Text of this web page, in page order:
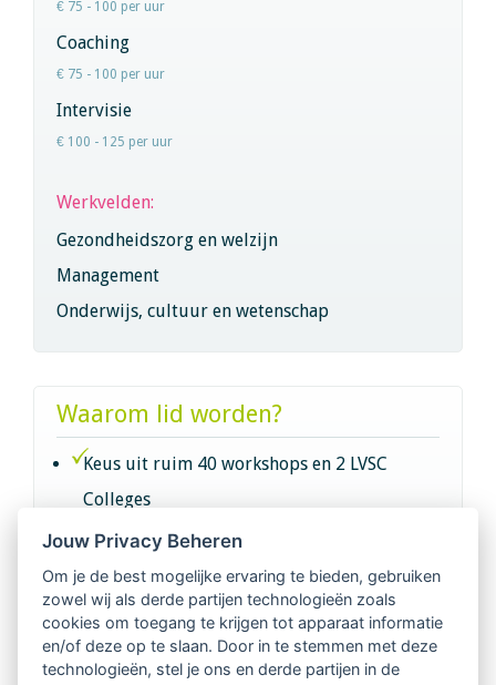
€ 75 - 100 per uur
Coaching
€ 75 - 100 per uur
Intervisie
€ 100 - 125 per uur
Werkvelden:
Gezondheidszorg en welzijn
Management
Onderwijs, cultuur en wetenschap
Waarom lid worden?
Keus uit ruim 40 workshops en 2 LVSC
Colleges
Intervisie met geregistreerde vakgenoten
Netwerk van 2100 professionals in 14
regio's
Jouw Privacy Beheren
Om je de best mogelijke ervaring te bieden, gebruiken
zowel wij als derde partijen technologieën zoals
cookies om toegang te krijgen tot apparaat informatie
en/of deze op te slaan. Door in te stemmen met deze
technologieën, stel je ons en derde partijen in de